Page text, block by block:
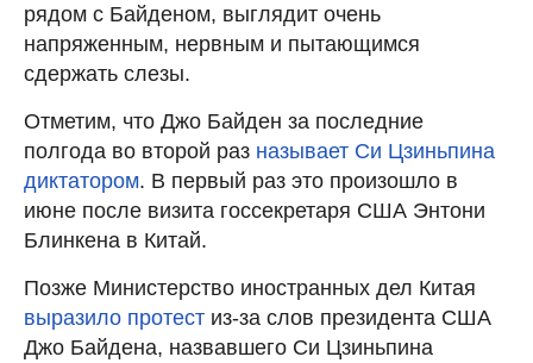
рядом с Байденом, выглядит очень
напряженным, нервным и пытающимся
сдержать слезы.
Отметим, что Джо Байден за последние
полгода во второй раз называет Си Цзиньпина
диктатором. В первый раз это произошло в
июне после визита госсекретаря США Энтони
Блинкена в Китай.
Позже Министерство иностранных дел Китая
выразило протест из-за слов президента США
Джо Байдена, назвавшего Си Цзиньпина